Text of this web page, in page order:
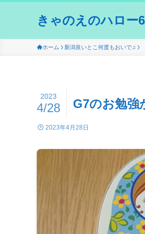
きゃのえのハロー
ホーム 新潟良いとこ何度もおいで♫
G7のお勉強
2023
4/28
2023年4月28日